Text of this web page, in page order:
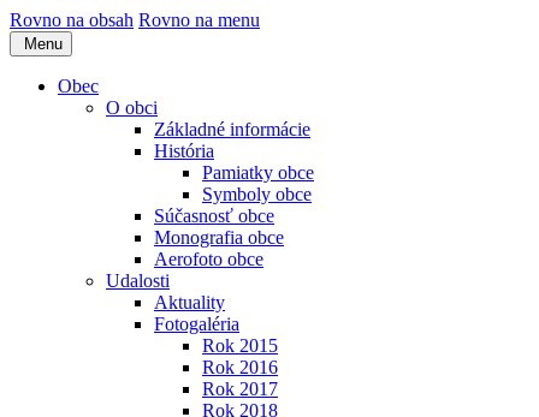
Rovno na obsah Rovno na menu
Menu
Obec
O obci
Základné informácie
História
Pamiatky obce
Symboly obce
Súčasnosť obce
Monografia obce
Aerofoto obce
Udalosti
Aktuality
Fotogaléria
Rok 2015
Rok 2016
Rok 2017
Rok 2018